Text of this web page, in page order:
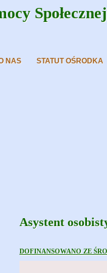
NAS STATUT OŚRODKA
Asystent
DOFINANSOWANO ZE